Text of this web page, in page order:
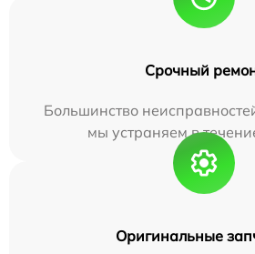
Срочный
Большинство
мы устраняем в
Оригинальные